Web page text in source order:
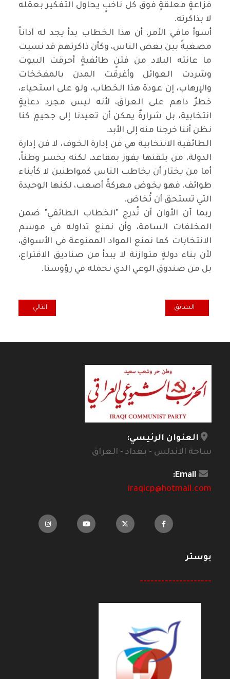
فزاعةٍ معلقةٍ فوق كل ناخبٍ يحاول التفكير بعقله
لا بذاكرته.
‏أسوأ مافي الأمر، أن هذا الخطاب بدأ يجد له آذاناً
مصغيةً بين بعض الناس، وكأن ذاكرتهم قد نسيت
ما عانته البلاد من فتنٍ طائفيةٍ أحرقت البيوت
وشردت العوائل وأغرقت المدن بالمفخخات
والإرهاب، إن عودة هذا الخطاب، ولو على استحياء،
خطرٌ داهم على العراق، لأنه ليس مجرد دعايةٍ
انتخابية، بل شرارةٌ يمكن أن تعيدنا إلى جحيمٍ كنا
نظن أننا خرجنا منه إلى الأبد.
‏الطائفية الانتخابية هي فن إدارة الخوف، لا فن إدارة
الدولة، من يتقنها يفوز بمقاعد، لكنه يخسر وطناً،
أما من يختار أن يخاطب الناس كمواطنين لا كأبناء
طوائف، فهو يخوض معركةً أصعب، لكنها الوحيدة
التي تستحق أن تُخاض.
‏ربما آن الأوان أن نُدرج "الخطاب الطائفي" ضمن
المخلفات السامة، وأن نمنع تداوله في موسم
الانتخابات كما نمنع المواد الممنوعة في الأسواق،
لأن بناء دولةٍ متوازنة لا يبدأ من صناديق الاقتراع،
بل من صندوق الوعي الذي نحمله في رؤوسنا.
المقال السابق: الإخوان المسلمون: خمس وقفات على أطلال الإسلام
السابق المقال التالي:
التالي
العنوان الرئيسي:
ساحة الاندلس - بغداد - العراق
Email:
iraqicp@hotmail.com
بوستر
--------------------